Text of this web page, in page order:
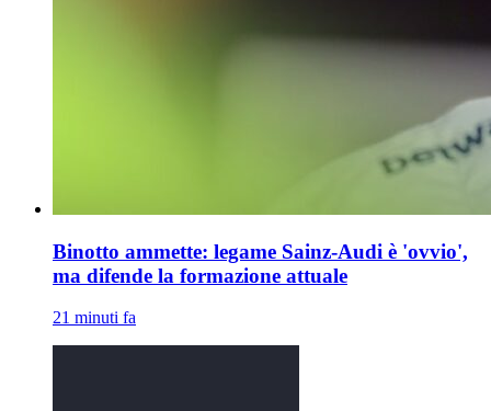
Binotto ammette: legame Sainz-Audi è 'ovvio',
ma difende la formazione attuale
21 minuti fa